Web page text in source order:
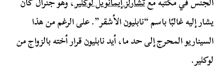
يشار إليه غالبًا باسم “نابليون الأشقر”. على الرغم من هذا
السيناريو المحرج إلى حد ما، أيد نابليون قرار أخته بالزواج من
لوكلير.